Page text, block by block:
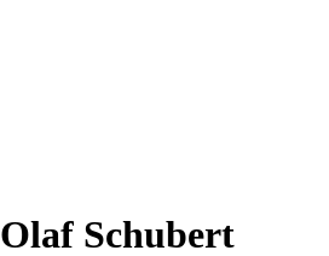
Olaf Schubert